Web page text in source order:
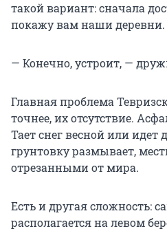
такой вариант: сначала
покажу вам наши деревни.
— Конечно, устроит, —
Главная проблема
точнее, их отсутствие.
Тает снег весной или идет
грунтовку размывает,
отрезанными от мира.
Есть и другая сложность:
располагается на левом